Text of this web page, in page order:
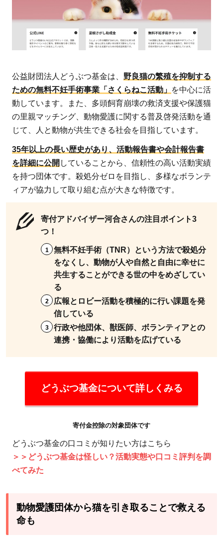
公益財団法人どうぶつ基金は、 野良猫の繁殖を抑制する
ための無料不妊手術事業「さくらねこ活動」 を中心に活
動しています。また、多頭飼育崩壊の救済支援や保護猫
の里親マッチング、動物愛護に関する普及啓発活動を通
じて、人と動物が共生できる社会を目指しています。
35年以上の長い歴史があり、活動報告書や会計報告書
を詳細に公開 していることから、信頼性の高い活動実績
を持つ団体です。殺処分ゼロを目指し、多様なボランテ
ィアが協力して取り組む点が大きな特徴です。
寄付アドバイザー河合さんの注目ポイント3
つ！
無料不妊手術（TNR）という方法で殺処分
をなくし、動物が人や自然と自由に幸せに
共生することができる世の中をめざしてい
る
広報とロビー活動を積極的に行い課題を発
信している
行政や他団体、獣医師、ボランティアとの
連携・協働により活動を広げている
どうぶつ基金について詳しくみる
寄付金控除の対象団体です
どうぶつ基金の口コミが知りたい方はこちら
＞＞どうぶつ基金は怪しい？活動実態や口コミ評判を調
べてみた
動物愛護団体から猫を引き取ることで救える
命も